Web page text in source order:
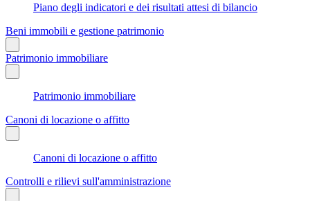
Piano degli indicatori e dei risultati attesi di bilancio
Beni immobili e gestione patrimonio
Patrimonio immobiliare
Patrimonio immobiliare
Canoni di locazione o affitto
Canoni di locazione o affitto
Controlli e rilievi sull'amministrazione